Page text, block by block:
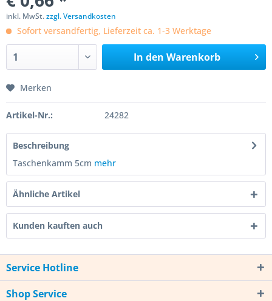
inkl. MwSt.zzgl. Versandkosten
Sofort versandfertig, Lieferzeit ca. 1-3 Werktage
In den Warenkorb
Merken
Artikel-Nr.: 24282
Beschreibung
Taschenkamm 5cm mehr
Ähnliche Artikel
Kunden kauften auch
Service Hotline
Shop Service